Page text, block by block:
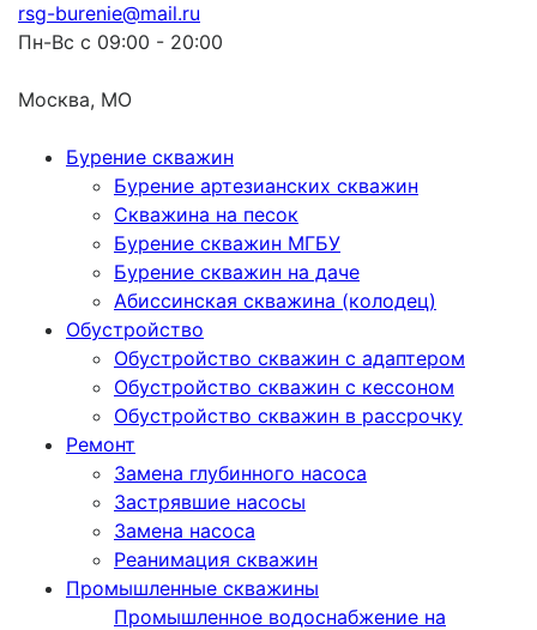
rsg-burenie@mail.ru
Пн-Вс с 09:00 - 20:00
Москва, МО
Бурение скважин
Бурение артезианских скважин
Скважина на песок
Бурение скважин МГБУ
Бурение скважин на даче
Абиссинская скважина (колодец)
Обустройство
Обустройство скважин с адаптером
Обустройство скважин с кессоном
Обустройство скважин в рассрочку
Ремонт
Замена глубинного насоса
Застрявшие насосы
Замена насоса
Реанимация скважин
Промышленные скважины
Промышленное водоснабжение на